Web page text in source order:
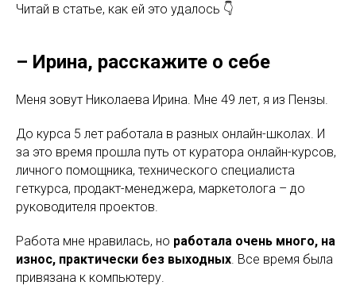
Читай в статье, как ей это удалось 👇
– Ирина, расскажите о себе
Меня зовут Николаева Ирина. Мне 49 лет, я из Пензы.
До курса 5 лет работала в разных онлайн-школах. И
за это время прошла путь от куратора онлайн-курсов,
личного помощника, технического специалиста
геткурса, продакт-менеджера, маркетолога – до
руководителя проектов.
Работа мне нравилась, но работала очень много, на
износ, практически без выходных . Все время была
привязана к компьютеру.